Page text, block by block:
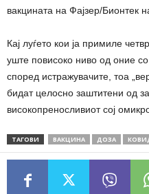
вакцината на Фајзер/Бионтек
Кај луѓето кои ја примиле
уште повисоко ниво од оние
според истражувачите, тоа
бидат целосно заштитени од
високопреносливиот сој
ТАГОВИ ВАКЦИНА ДОЗА